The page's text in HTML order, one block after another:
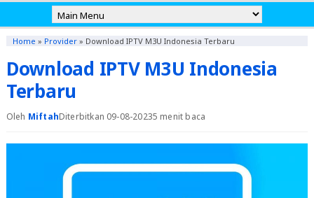
Home » Provider» Download IPTV M3U Indonesia Terbaru
Download IPTV M3U Indonesia
Terbaru
Oleh MiftahDiterbitkan 09-08-20235 menit baca